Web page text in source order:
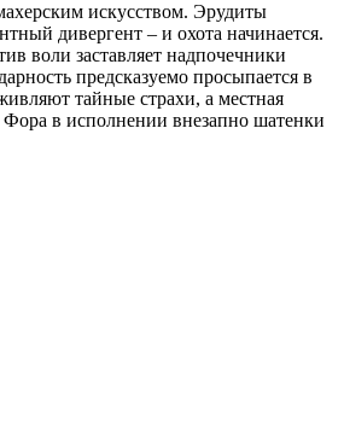
искусством. Эрудиты
дивергент – и охота начинается.
воли заставляет надпочечники
предсказуемо просыпается в
тайные страхи, а местная
в исполнении внезапно шатенки